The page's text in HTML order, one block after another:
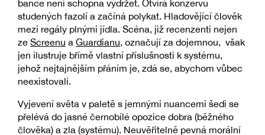
bance není schopna vydržet. Otvírá konzervu
studených fazolí a začíná polykat. Hladovějící člověk
mezi regály plnými jídla. Scéna, již recenzenti nejen
ze Screenu a Guardianu, označují za dojemnou, však
jen ilustruje břímě vlastní příslušnosti k systému,
jehož nejtajnějším přáním je, zdá se, abychom vůbec
neexistovali.
Vyjevení světa v paletě s jemnými nuancemi šedi se
přelévá do jasné černobílé opozice dobra (běžného
člověka) a zla (systému). Neuvěřitelně pevná morální